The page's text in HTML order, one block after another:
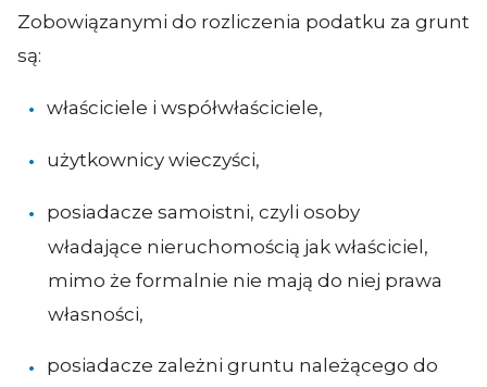
Zobowiązanymi do rozliczenia podatku za grunt
są:
właściciele i współwłaściciele,
użytkownicy wieczyści,
posiadacze samoistni, czyli osoby
władające nieruchomością jak właściciel,
mimo że formalnie nie mają do niej prawa
własności,
posiadacze zależni gruntu należącego do